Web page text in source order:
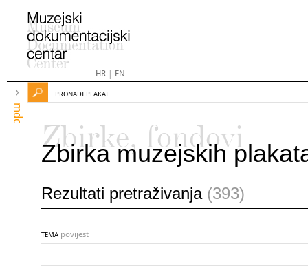
HR| EN
mdc
PRONAĐI PLAKAT
Zbirke, fondovi
Zbirka muzejskih
Rezultati pretraživanja (393)
TEMA povijest